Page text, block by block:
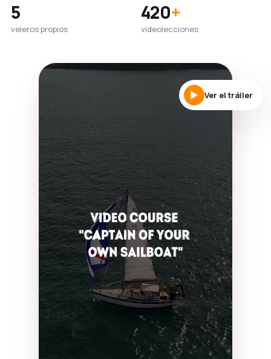
5
veleros propios
420+
videolecciones
Ver el tráiler